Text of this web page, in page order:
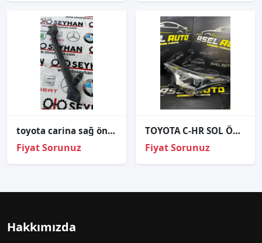
toyota carina sağ ön kapı tesisat koruyucu kanalı
Fiyat Sorunuz
TOYOTA C-HR SOL ÖN FAR LEDLİ MERCEKLİ ORJİNAL ÇIKMA (2016-2023)
Fiyat Sorunuz
Hakkımızda